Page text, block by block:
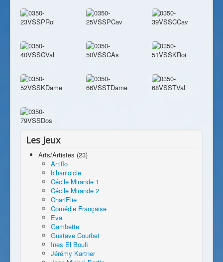
Les Jeux
Arts/Artistes (23)
Artiflo
bihanloicle
Cécile Mirande 1
Cécile Mirande 2
CharlElie
Comédie Française
Eva
Gambette
Gustave Courbet
Ines El Boufi
Jérémy Kartner